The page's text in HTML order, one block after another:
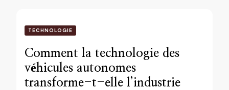
TECHNOLOGIE
Comment la technologie des
véhicules autonomes
transforme-t-elle l’industrie